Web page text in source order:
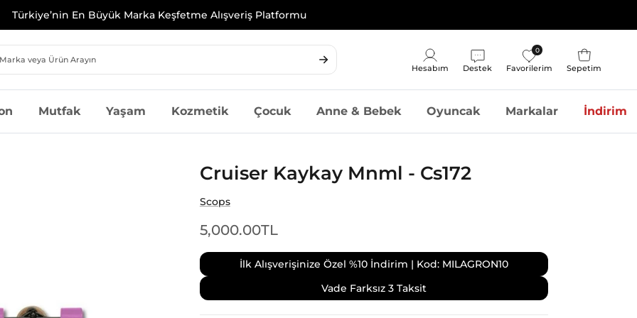
Türkiye’nin En Büyük Marka Keşfetme Alışveriş Platformu
Hesabım Destek
0
Favorilerim
Sepet
Sepetim
Mutfak Yaşam Kozmetik Çocuk Anne & Bebek Oyuncak Markalar İndirim
Cruiser Kaykay Mnml - Cs172
Scops
5,000.00TL
İlk Alışverişinize Özel %10 İndirim | Kod: MILAGRON10
Vade Farksız 3 Taksit